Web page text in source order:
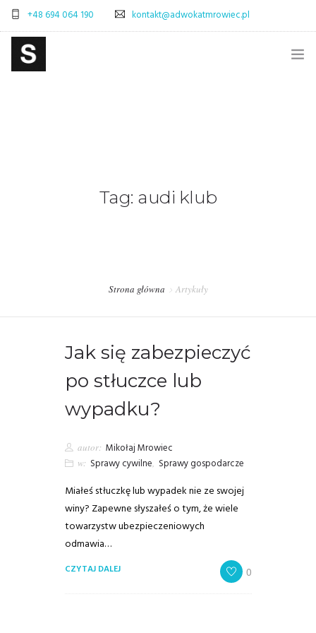
+48 694 064 190 kontakt@adwokatmrowiec.pl
Tag: audi klub
Strona główna Artykuły
Jak się zabezpieczyć
po stłuczce lub
wypadku?
autor: Mikołaj Mrowiec
w: Sprawy cywilne, Sprawy gospodarcze
Miałeś stłuczkę lub wypadek nie ze swojej
winy? Zapewne słyszałeś o tym, że wiele
towarzystw ubezpieczeniowych
odmawia…
CZYTAJ DALEJ 0